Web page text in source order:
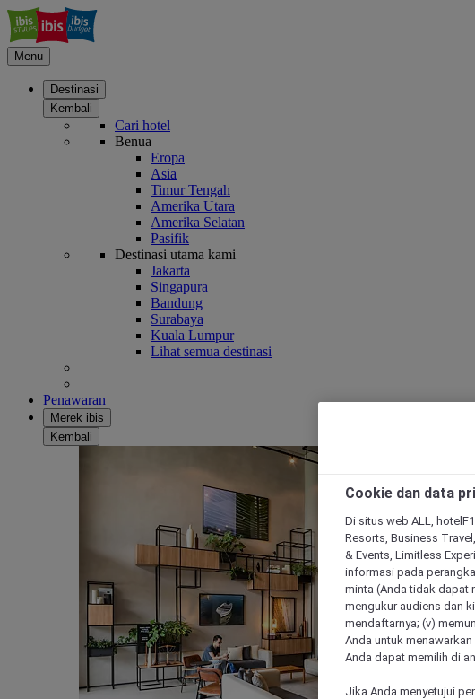
Menu
Destinasi
Kembali
Cari hotel
Benua
Eropa
Asia
Timur Tengah
Amerika Utara
Amerika Selatan
Pasifik
Destinasi utama kami
Jakarta
Singapura
Bandung
Surabaya
Kuala Lumpur
Lihat semua destinasi
Penawaran
Merek ibis
Kembali
Cookie dan data
Di situs web ALL,
Resorts, Business
& Events, Limitless
informasi pada
minta (Anda tidak dapat
mengukur audiens dan
mendaftarnya; (v)
Anda untuk
Anda dapat memilih di
Jika Anda menyetujui